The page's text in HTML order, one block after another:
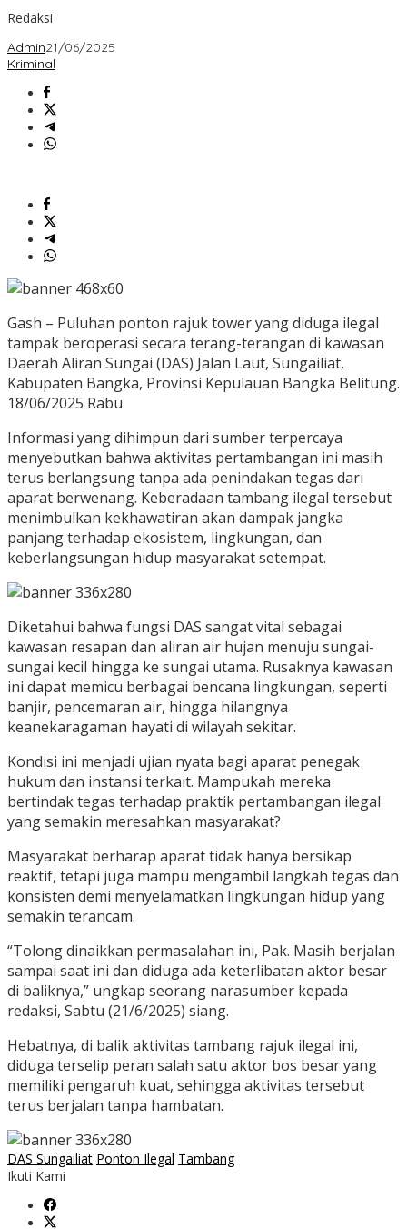
Redaksi
Admin21/06/2025
Kriminal
Gash – Puluhan ponton rajuk tower yang diduga ilegal
tampak beroperasi secara terang-terangan di kawasan
Daerah Aliran Sungai (DAS) Jalan Laut, Sungailiat,
Kabupaten Bangka, Provinsi Kepulauan Bangka Belitung.
18/06/2025 Rabu
Informasi yang dihimpun dari sumber terpercaya
menyebutkan bahwa aktivitas pertambangan ini masih
terus berlangsung tanpa ada penindakan tegas dari
aparat berwenang. Keberadaan tambang ilegal tersebut
menimbulkan kekhawatiran akan dampak jangka
panjang terhadap ekosistem, lingkungan, dan
keberlangsungan hidup masyarakat setempat.
Diketahui bahwa fungsi DAS sangat vital sebagai
kawasan resapan dan aliran air hujan menuju sungai-
sungai kecil hingga ke sungai utama. Rusaknya kawasan
ini dapat memicu berbagai bencana lingkungan, seperti
banjir, pencemaran air, hingga hilangnya
keanekaragaman hayati di wilayah sekitar.
Kondisi ini menjadi ujian nyata bagi aparat penegak
hukum dan instansi terkait. Mampukah mereka
bertindak tegas terhadap praktik pertambangan ilegal
yang semakin meresahkan masyarakat?
Masyarakat berharap aparat tidak hanya bersikap
reaktif, tetapi juga mampu mengambil langkah tegas dan
konsisten demi menyelamatkan lingkungan hidup yang
semakin terancam.
“Tolong dinaikkan permasalahan ini, Pak. Masih berjalan
sampai saat ini dan diduga ada keterlibatan aktor besar
di baliknya,” ungkap seorang narasumber kepada
redaksi, Sabtu (21/6/2025) siang.
Hebatnya, di balik aktivitas tambang rajuk ilegal ini,
diduga terselip peran salah satu aktor bos besar yang
memiliki pengaruh kuat, sehingga aktivitas tersebut
terus berjalan tanpa hambatan.
DAS Sungailiat Ponton Ilegal Tambang
Ikuti Kami